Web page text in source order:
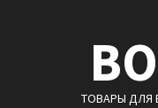
ТОВАРЫ ДЛЯ